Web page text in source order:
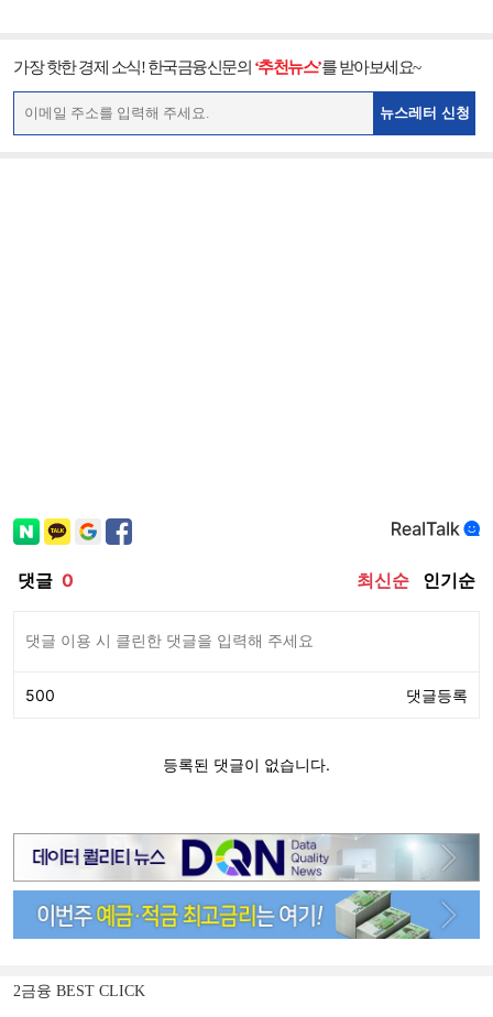
가장 핫한 경제 소식! 한국금융신문의 ‘추천뉴스’를 받아보세요~
뉴스레터 신청
2금융 BEST CLICK